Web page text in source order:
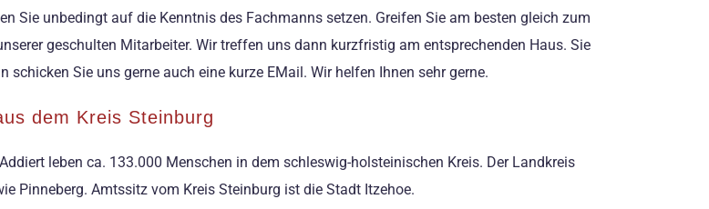
Sie unbedingt auf die Kenntnis des Fachmanns setzen. Greifen Sie am besten gleich zum
geschulten Mitarbeiter. Wir treffen uns dann kurzfristig am entsprechenden Haus. Sie
Sie uns gerne auch eine kurze EMail. Wir helfen Ihnen sehr gerne.
dem Kreis Steinburg
leben ca. 133.000 Menschen in dem schleswig-holsteinischen Kreis. Der Landkreis
Pinneberg. Amtssitz vom Kreis Steinburg ist die Stadt Itzehoe.